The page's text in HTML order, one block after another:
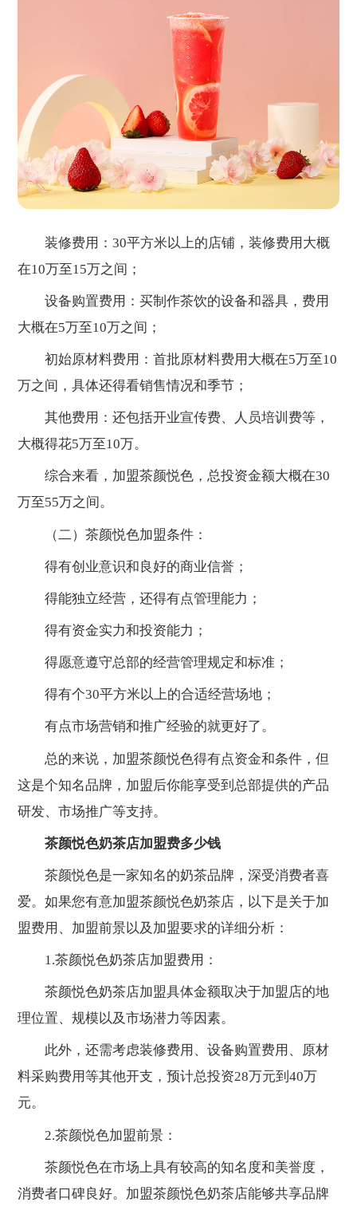
装修费用：30平方米以上的店铺，装修费用大概
在10万至15万之间；
设备购置费用：买制作茶饮的设备和器具，费用
大概在5万至10万之间；
初始原材料费用：首批原材料费用大概在5万至10
万之间，具体还得看销售情况和季节；
其他费用：还包括开业宣传费、人员培训费等，
大概得花5万至10万。
综合来看，加盟茶颜悦色，总投资金额大概在30
万至55万之间。
（二）茶颜悦色加盟条件：
得有创业意识和良好的商业信誉；
得能独立经营，还得有点管理能力；
得有资金实力和投资能力；
得愿意遵守总部的经营管理规定和标准；
得有个30平方米以上的合适经营场地；
有点市场营销和推广经验的就更好了。
总的来说，加盟茶颜悦色得有点资金和条件，但
这是个知名品牌，加盟后你能享受到总部提供的产品
研发、市场推广等支持。
茶颜悦色奶茶店加盟费多少钱
茶颜悦色是一家知名的奶茶品牌，深受消费者喜
爱。如果您有意加盟茶颜悦色奶茶店，以下是关于加
盟费用、加盟前景以及加盟要求的详细分析：
1.茶颜悦色奶茶店加盟费用：
茶颜悦色奶茶店加盟具体金额取决于加盟店的地
理位置、规模以及市场潜力等因素。
此外，还需考虑装修费用、设备购置费用、原材
料采购费用等其他开支，预计总投资28万元到40万
元。
2.茶颜悦色加盟前景：
茶颜悦色在市场上具有较高的知名度和美誉度，
消费者口碑良好。加盟茶颜悦色奶茶店能够共享品牌